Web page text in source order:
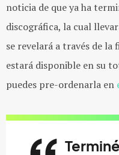
noticia de que ya ha
discográfica, la cual
se revelará a través de la
estará disponible en su
puedes pre-ordenarla en